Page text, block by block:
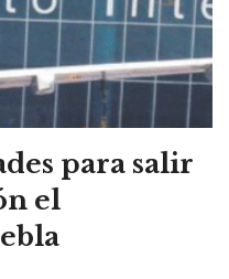
para salir
el